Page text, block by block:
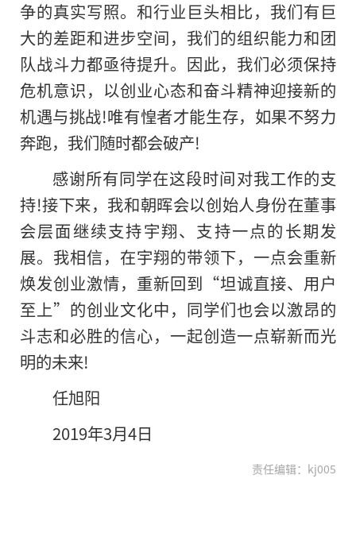
争的真实写照。和行业巨头相比，我们有巨
大的差距和进步空间，我们的组织能力和团
队战斗力都亟待提升。因此，我们必须保持
危机意识，以创业心态和奋斗精神迎接新的
机遇与挑战!唯有惶者才能生存，如果不努力
奔跑，我们随时都会破产!
感谢所有同学在这段时间对我工作的支
持!接下来，我和朝晖会以创始人身份在董事
会层面继续支持宇翔、支持一点的长期发
展。我相信，在宇翔的带领下，一点会重新
焕发创业激情，重新回到“坦诚直接、用户
至上”的创业文化中，同学们也会以激昂的
斗志和必胜的信心，一起创造一点崭新而光
明的未来!
任旭阳
2019年3月4日
责任编辑：kj005